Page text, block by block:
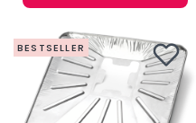
BESTSELLER